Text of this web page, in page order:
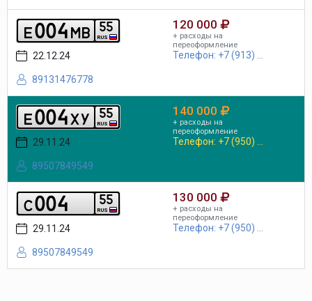
e004mb RUS
55
22.12.24
89131476778
120 000
+ расходы на
переоформление
Телефон: +7 (913) ...
e004xy RUS
55
29.11.24
89507849549
140 000
+ расходы на
переоформление
Телефон: +7 (950) ...
c004 RUS
55
29.11.24
89507849549
130 000
+ расходы на
переоформление
Телефон: +7 (950) ...